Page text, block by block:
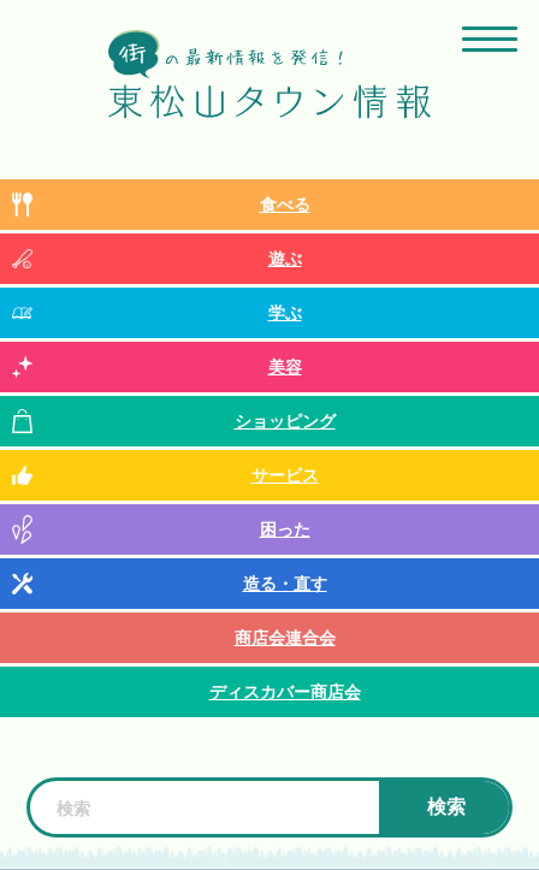
食べる
遊ぶ
学ぶ
美容
ショッピング
サービス
困った
造る・直す
商店会連合会
ディスカバー商店会
検索